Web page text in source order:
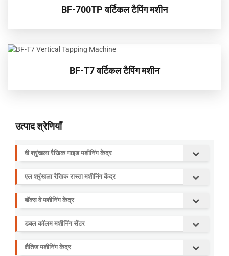
BF-700TP वर्टिकल टैपिंग मशीन
BF-T7 वर्टिकल टैपिंग मशीन
उत्पाद श्रेणियाँ
वी श्रृंखला रैखिक गाइड मशीनिंग केंद्र
एल श्रृंखला रैखिक रास्ता मशीनिंग केंद्र
बॉक्स वे मशीनिंग केंद्र
डबल कॉलम मशीनिंग सेंटर
क्षैतिज मशीनिंग केंद्र